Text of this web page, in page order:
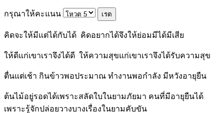
กรุณาให้คะแนน
คิดจะให้มีแต่ได้กับได้ คิดอยากได้จึงให้ย่อมมีได้มีเสีย
ให้ดีแก่เขาเราจึงได้ดี ให้ความสุขแก่เขาเราจึงได้รับความสุข
ตื่นแต่เช้า กินข้าวพอประมาณ ทำงานพอกำลัง มีหวังอายุยืน
ต้นไม้อยู่รอดได้เพราะสลัดใบในยามภัยมา คนที่มีอายุยืนได้
เพราะรู้จักปล่อยวางบางเรื่องในยามคับขัน